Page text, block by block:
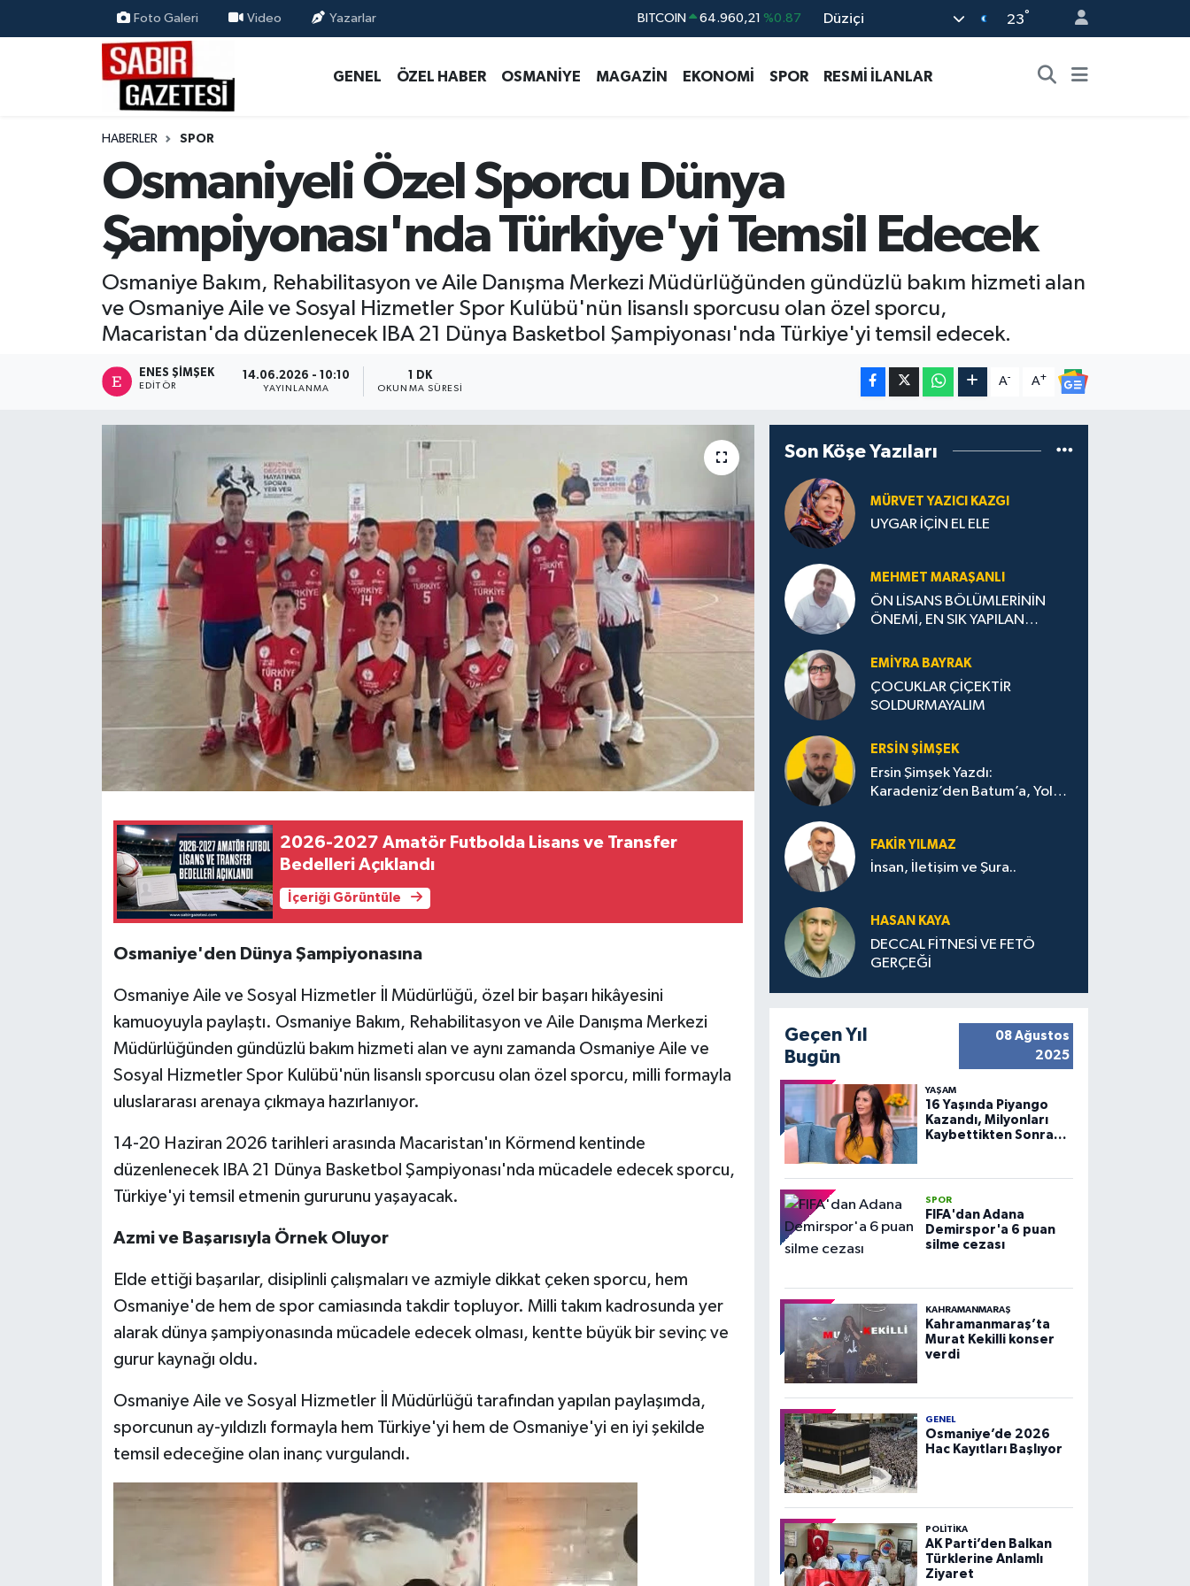
Foto Galeri Video Yazarlar BITCOIN 64.960,21 %0.87
EURO 55,2510 %0.32
BİST100 13.779 %-14
Düziçi 23°
GENEL ÖZEL HABER OSMANİYE MAGAZİN EKONOMİ SPOR RESMİ İLANLAR
HABERLER SPOR
Osmaniyeli Özel Sporcu Dünya
Şampiyonası'nda Türkiye'yi Temsil Edecek
Osmaniye Bakım, Rehabilitasyon ve Aile Danışma Merkezi Müdürlüğünden gündüzlü bakım hizmeti alan
ve Osmaniye Aile ve Sosyal Hizmetler Spor Kulübü'nün lisanslı sporcusu olan özel sporcu,
Macaristan'da düzenlenecek IBA 21 Dünya Basketbol Şampiyonası'nda Türkiye'yi temsil edecek.
ENES ŞIMŞEK
EDITÖR
14.06.2026 - 10:10
YAYINLANMA
1 DK
OKUNMA SÜRESI
A- A+
2026-2027 Amatör Futbolda Lisans ve Transfer
Bedelleri Açıklandı
İçeriği Görüntüle
Osmaniye'den Dünya Şampiyonasına
Osmaniye Aile ve Sosyal Hizmetler İl Müdürlüğü, özel bir başarı hikâyesini
kamuoyuyla paylaştı. Osmaniye Bakım, Rehabilitasyon ve Aile Danışma Merkezi
Müdürlüğünden gündüzlü bakım hizmeti alan ve aynı zamanda Osmaniye Aile ve
Sosyal Hizmetler Spor Kulübü'nün lisanslı sporcusu olan özel sporcu, milli formayla
uluslararası arenaya çıkmaya hazırlanıyor.
14-20 Haziran 2026 tarihleri arasında Macaristan'ın Körmend kentinde
düzenlenecek IBA 21 Dünya Basketbol Şampiyonası'nda mücadele edecek sporcu,
Türkiye'yi temsil etmenin gururunu yaşayacak.
Azmi ve Başarısıyla Örnek Oluyor
Elde ettiği başarılar, disiplinli çalışmaları ve azmiyle dikkat çeken sporcu, hem
Osmaniye'de hem de spor camiasında takdir topluyor. Milli takım kadrosunda yer
alarak dünya şampiyonasında mücadele edecek olması, kentte büyük bir sevinç ve
gurur kaynağı oldu.
Osmaniye Aile ve Sosyal Hizmetler İl Müdürlüğü tarafından yapılan paylaşımda,
sporcunun ay-yıldızlı formayla hem Türkiye'yi hem de Osmaniye'yi en iyi şekilde
temsil edeceğine olan inanç vurgulandı.
Son Köşe Yazıları
MÜRVET YAZICI KAZGI
UYGAR İÇİN EL ELE
MEHMET MARAŞANLI
ÖN LİSANS BÖLÜMLERİNİN
ÖNEMİ, EN SIK YAPILAN
STRATEJİLERİ
EMIYRA BAYRAK
ÇOCUKLAR ÇİÇEKTİR
SOLDURMAYALIM
ERSIN ŞIMŞEK
Ersin Şimşek Yazdı:
Karadeniz’den Batum’a, Yolun
FAKIR YILMAZ
İnsan, İletişim ve Şura..
HASAN KAYA
DECCAL FİTNESİ VE FETÖ
GERÇEĞİ
Geçen Yıl
Bugün
08 Ağustos
2025
YAŞAM
16 Yaşında Piyango
Kazandı, Milyonları
Kaybettikten Sonra
SPOR
FIFA'dan Adana
Demirspor'a 6 puan
silme cezası
KAHRAMANMARAŞ
Kahramanmaraş’ta
Murat Kekilli konser
verdi
GENEL
Osmaniye’de 2026
Hac Kayıtları Başlıyor
POLITIKA
AK Parti’den Balkan
Türklerine Anlamlı
Ziyaret
ÖZEL HABER
MAGAZİN
EKONOMİ
RESMİ İLANLAR
Osmaniye Nöbetçi Eczaneler
Osmaniye Hava Durumu
Osmaniye Trafik Yoğunluk Haritası
Süper Lig Puan Durumu ve Fikstür
Tüm Manşetler
Son Dakika Haberleri
Haber Arşivi